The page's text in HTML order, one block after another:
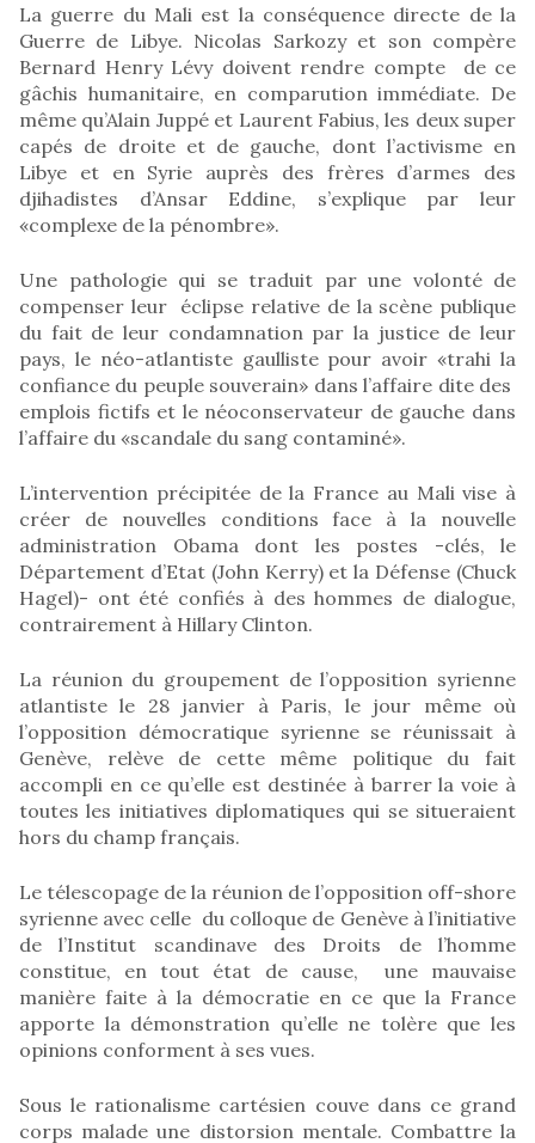
La guerre du Mali est la conséquence directe de la
Guerre de Libye. Nicolas Sarkozy et son compère
Bernard Henry Lévy doivent rendre compte de ce
gâchis humanitaire, en comparution immédiate. De
même qu’Alain Juppé et Laurent Fabius, les deux super
capés de droite et de gauche, dont l’activisme en
Libye et en Syrie auprès des frères d’armes des
djihadistes d’Ansar Eddine, s’explique par leur
«complexe de la pénombre».
Une pathologie qui se traduit par une volonté de
compenser leur éclipse relative de la scène publique
du fait de leur condamnation par la justice de leur
pays, le néo-atlantiste gaulliste pour avoir «trahi la
confiance du peuple souverain» dans l’affaire dite des
emplois fictifs et le néoconservateur de gauche dans
l’affaire du «scandale du sang contaminé».
L’intervention précipitée de la France au Mali vise à
créer de nouvelles conditions face à la nouvelle
administration Obama dont les postes -clés, le
Département d’Etat (John Kerry) et la Défense (Chuck
Hagel)- ont été confiés à des hommes de dialogue,
contrairement à Hillary Clinton.
La réunion du groupement de l’opposition syrienne
atlantiste le 28 janvier à Paris, le jour même où
l’opposition démocratique syrienne se réunissait à
Genève, relève de cette même politique du fait
accompli en ce qu’elle est destinée à barrer la voie à
toutes les initiatives diplomatiques qui se situeraient
hors du champ français.
Le télescopage de la réunion de l’opposition off-shore
syrienne avec celle du colloque de Genève à l’initiative
de l’Institut scandinave des Droits de l’homme
constitue, en tout état de cause, une mauvaise
manière faite à la démocratie en ce que la France
apporte la démonstration qu’elle ne tolère que les
opinions conforment à ses vues.
Sous le rationalisme cartésien couve dans ce grand
corps malade une distorsion mentale. Combattre la